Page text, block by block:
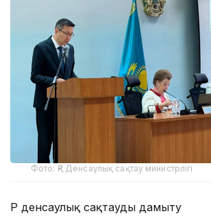
Фото: ҚР Денсаулық сақтау министрлігі
ҚР денсаулық сақтауды дамыту